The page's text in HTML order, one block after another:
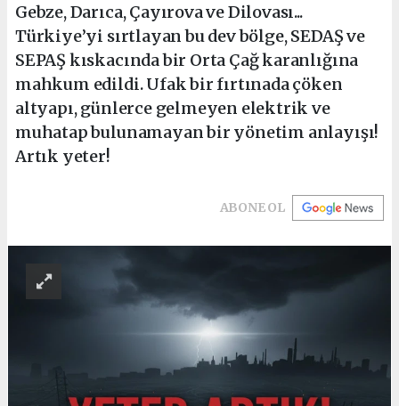
Gebze, Darıca, Çayırova ve Dilovası...
Türkiye’yi sırtlayan bu dev bölge, SEDAŞ ve
SEPAŞ kıskacında bir Orta Çağ karanlığına
mahkum edildi. Ufak bir fırtınada çöken
altyapı, günlerce gelmeyen elektrik ve
muhatap bulunamayan bir yönetim anlayışı!
Artık yeter!
ABONE OL